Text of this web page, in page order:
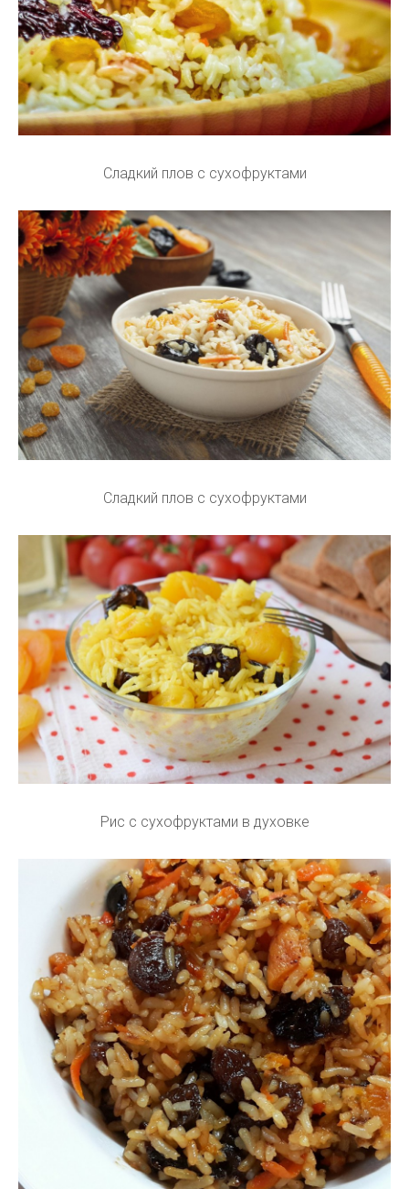
Сладкий плов с сухофруктами
Сладкий плов с сухофруктами
Рис с сухофруктами в духовке